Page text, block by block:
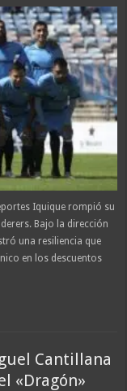
Iquique rompió su
Bajo la dirección
una resiliencia que
en los descuentos
Cantillana
«Dragón»